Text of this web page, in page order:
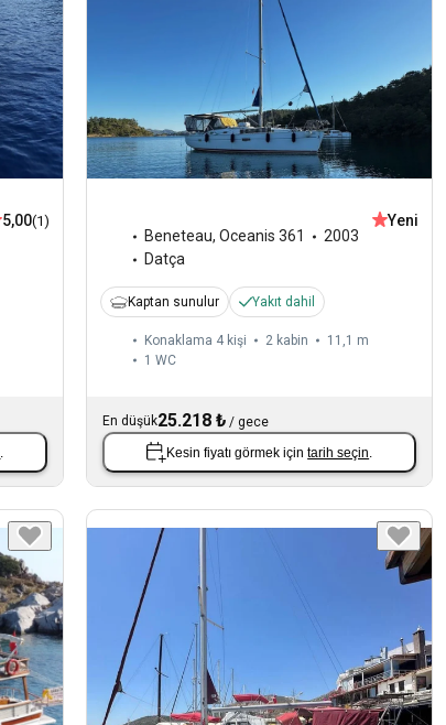
5,00(1)
Beneteau,Oceanis 361
2003
Datça
Yeni
Kaptan sunulur Yakıt dahil
Konaklama 4 kişi 2 kabin
11,1 m
1 WC
En düşük25.218 ₺ /gece
Kesin fiyatı görmek içintarih seçin